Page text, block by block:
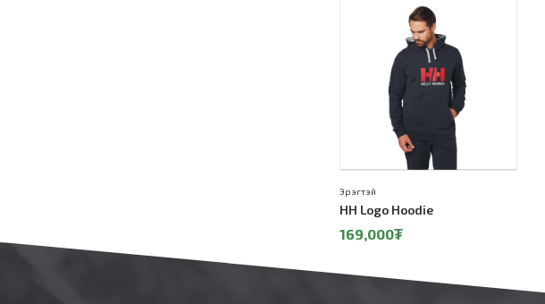
HH Logo Hoodie
Эрэгтэй
169,000₮